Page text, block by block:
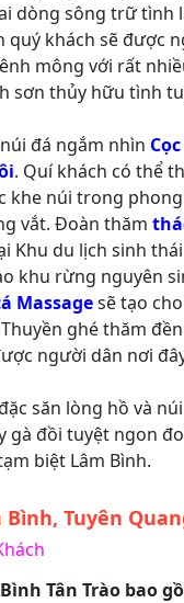
dòng sông trữ tình
quý khách sẽ được
mông với rất
sơn thủy hữu tình
đá ngắm nhìn
. Quí khách có thể
khe núi trong
vắt. Đoàn thăm
Khu du lịch sinh thái
khu rừng nguyên
Massagesẽ tạo
ghé thăm
người dân nơi
săn lòng hồ và
gà đồi tuyệt ngon
biệt Lâm Bình.
Tuyên
Tân Trào bao